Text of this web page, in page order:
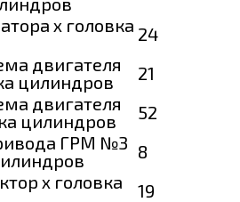
х головка 24
двигателя
цилиндров
21
двигателя
цилиндров
52
ГРМ №3 8
х головка
19